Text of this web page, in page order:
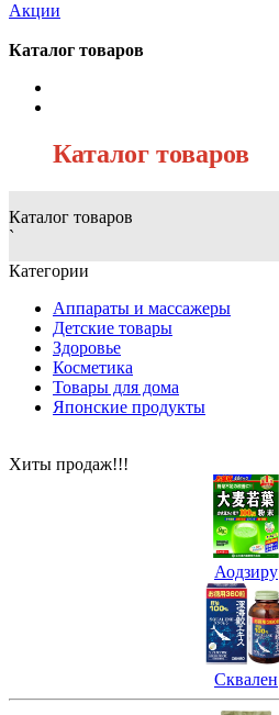
Акции
Каталог товаров
Каталог товаров
Каталог товаров
`
Категории
Аппараты и массажеры
Детские товары
Здоровье
Косметика
Товары для дома
Японские продукты
Хиты продаж!!!
Аодзиру
Сквален